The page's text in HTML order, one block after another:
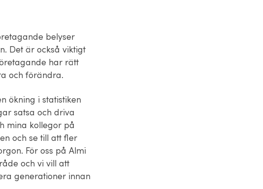
belyser
Det är också viktigt
har rätt
och förändra.
ökning i statistiken
satsa och driva
mina kollegor på
och se till att fler
För oss på Almi
och vi vill att
generationer innan